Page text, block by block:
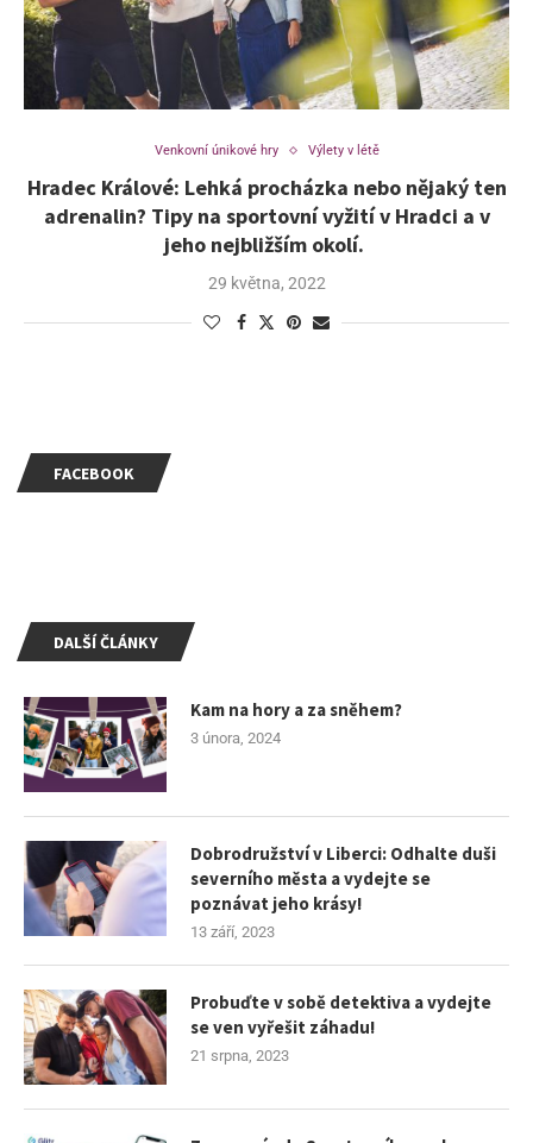
Venkovní únikové hry Výlety v létě
Hradec Králové: Lehká procházka nebo nějaký ten
adrenalin? Tipy na sportovní vyžití v Hradci a v
jeho nejbližším okolí.
29 května, 2022
DALŠÍ ČLÁNKY
Kam na hory a za sněhem?
3 února, 2024
Dobrodružství v Liberci: Odhalte duši
severního města a vydejte se
poznávat jeho krásy!
13 září, 2023
Probuďte v sobě detektiva a vydejte
se ven vyřešit záhadu!
21 srpna, 2023
FACEBOOK